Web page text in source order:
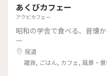
あくびカフェー
アクビカフェー
昭和の学舎で食べる、昔懐
ー
尾道
雑貨, ごはん, カフェ, 風景・景